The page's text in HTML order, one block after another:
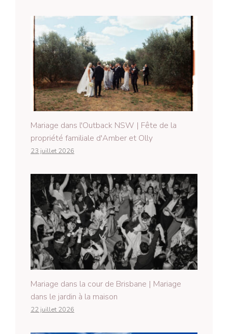
Mariage dans l'Outback NSW | Fête de la
propriété familiale d'Amber et Olly
23 juillet 2026
Mariage dans la cour de Brisbane | Mariage
dans le jardin à la maison
22 juillet 2026